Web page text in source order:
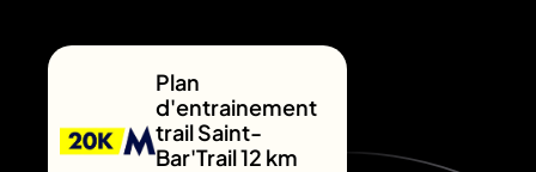
Plan
d'entrainement
trail Saint-
Bar'Trail 12 km